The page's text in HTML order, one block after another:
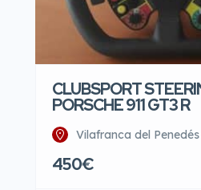
CLUBSPORT
PORSCHE 911 GT3 R
Vilafranca del
450€